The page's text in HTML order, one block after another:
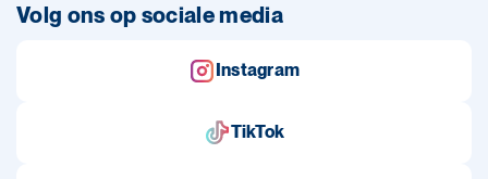
Volg ons op sociale media
Instagram
TikTok